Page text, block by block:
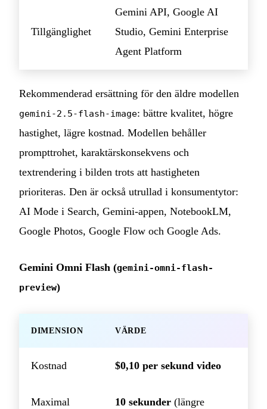
Tillgänglighet
Gemini API, Google AI
Studio, Gemini Enterprise
Agent Platform
Rekommenderad ersättning för den äldre modellen
gemini-2.5-flash-image: bättre kvalitet, högre
hastighet, lägre kostnad. Modellen behåller
prompttrohet, karaktärskonsekvens och
textrendering i bilden trots att hastigheten
prioriteras. Den är också utrullad i konsumentytor:
AI Mode i Search, Gemini-appen, NotebookLM,
Google Photos, Google Flow och Google Ads.
Gemini Omni Flash (gemini-omni-flash-
preview)
DIMENSION VÄRDE
Kostnad $0,10 per sekund video
Maximal
10 sekunder (längre